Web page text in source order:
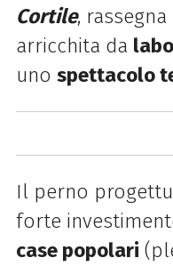
Cortile, rassegna
arricchita da
uno spettacolo
Il perno
forte
case popolari